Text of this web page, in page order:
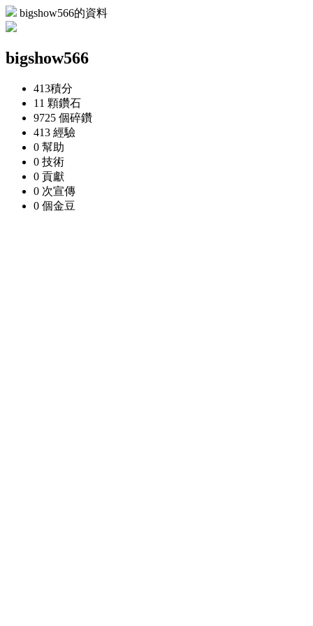
bigshow566的資料
bigshow566
413積分
11 顆鑽石
9725 個碎鑽
413 經驗
0 幫助
0 技術
0 貢獻
0 次宣傳
0 個金豆